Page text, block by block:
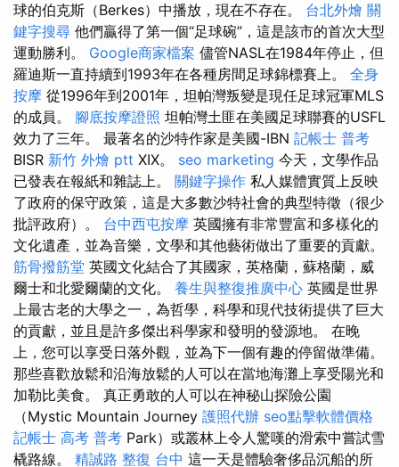
球的伯克斯（Berkes）中播放，現在不存在。 台北外燴 關
鍵字搜尋 他們贏得了第一個“足球碗”，這是該市的首次大型
運動勝利。 Google商家檔案 儘管NASL在1984年停止，但
羅迪斯一直持續到1993年在各種房間足球錦標賽上。 全身
按摩 從1996年到2001年，坦帕灣叛變是現任足球冠軍MLS
的成員。 腳底按摩證照 坦帕灣土匪在美國足球聯賽的USFL
效力了三年。 最著名的沙特作家是美國-IBN 記帳士 普考
BISR 新竹 外燴 ptt XIX。 seo marketing 今天，文學作品
已發表在報紙和雜誌上。 關鍵字操作 私人媒體實質上反映
了政府的保守政策，這是大多數沙特社會的典型特徵（很少
批評政府）。 台中西屯按摩 英國擁有非常豐富和多樣化的
文化遺產，並為音樂，文學和其他藝術做出了重要的貢獻。
筋骨撥筋堂 英國文化結合了其國家，英格蘭，蘇格蘭，威
爾士和北愛爾蘭的文化。 養生與整復推廣中心 英國是世界
上最古老的大學之一，為哲學，科學和現代技術提供了巨大
的貢獻，並且是許多傑出科學家和發明的發源地。 在晚
上，您可以享受日落外觀，並為下一個有趣的停留做準備。
那些喜歡放鬆和沿海放鬆的人可以在當地海灘上享受陽光和
加勒比美食。 真正勇敢的人可以在神秘山探險公園
（Mystic Mountain Journey 護照代辦 seo點擊軟體價格
記帳士 高考 普考 Park）或叢林上令人驚嘆的滑索中嘗試雪
橇路線。 精誠路 整復 台中 這一天是體驗奢侈品沉船的所